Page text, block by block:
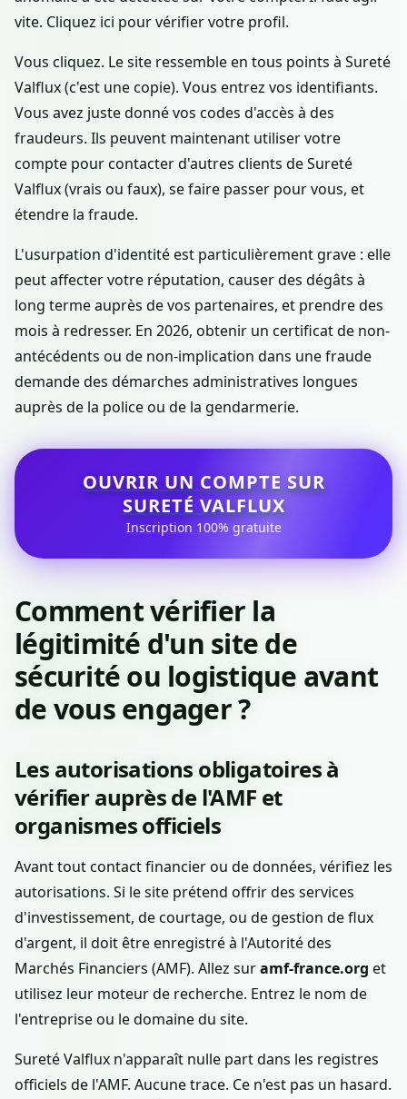
vite. Cliquez ici pour vérifier votre profil.
Vous cliquez. Le site ressemble en tous points à Sureté
Valflux (c'est une copie). Vous entrez vos identifiants.
Vous avez juste donné vos codes d'accès à des
fraudeurs. Ils peuvent maintenant utiliser votre
compte pour contacter d'autres clients de Sureté
Valflux (vrais ou faux), se faire passer pour vous, et
étendre la fraude.
L'usurpation d'identité est particulièrement grave : elle
peut affecter votre réputation, causer des dégâts à
long terme auprès de vos partenaires, et prendre des
mois à redresser. En 2026, obtenir un certificat de non-
antécédents ou de non-implication dans une fraude
demande des démarches administratives longues
auprès de la police ou de la gendarmerie.
OUVRIR UN COMPTE SUR
SURETÉ VALFLUX
Inscription 100% gratuite
Comment vérifier la
légitimité d'un site de
sécurité ou logistique avant
de vous engager ?
Les autorisations obligatoires à
vérifier auprès de l'AMF et
organismes officiels
Avant tout contact financier ou de données, vérifiez les
autorisations. Si le site prétend offrir des services
d'investissement, de courtage, ou de gestion de flux
d'argent, il doit être enregistré à l'Autorité des
Marchés Financiers (AMF). Allez suramf-france.org et
utilisez leur moteur de recherche. Entrez le nom de
l'entreprise ou le domaine du site.
Sureté Valflux n'apparaît nulle part dans les registres
officiels de l'AMF. Aucune trace. Ce n'est pas un hasard.